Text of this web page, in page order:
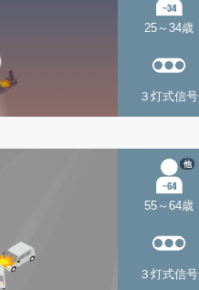
25～34歳
３灯式信号
55～64歳
他
３灯式信号